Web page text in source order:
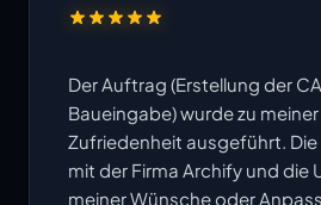
Der Auftrag (Erstellung der
Baueingabe) wurde zu
Zufriedenheit ausgeführt.
mit der Firma Archify und die
meiner Wünsche oder